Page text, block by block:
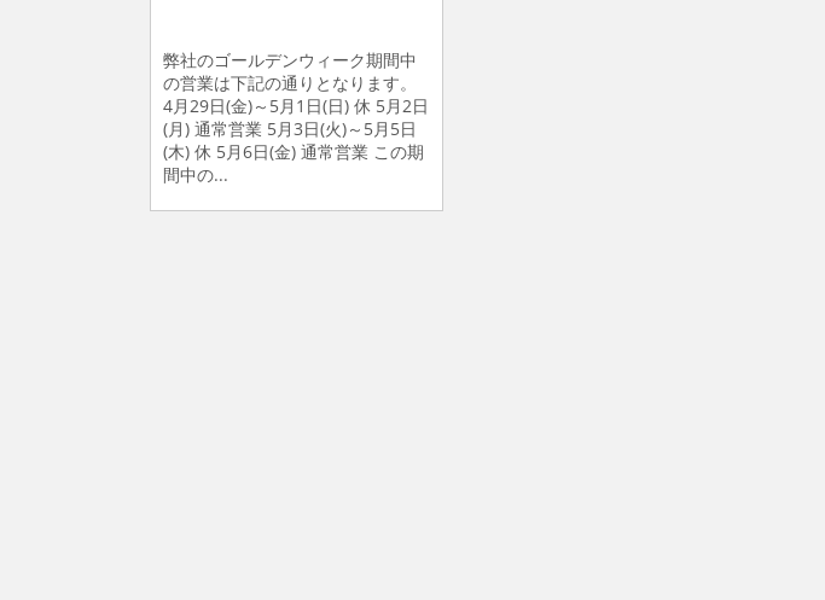
弊社のゴールデンウィーク期間中
の営業は下記の通りとなります。
4月29日(金)～5月1日(日) 休 5月2日
(月) 通常営業 5月3日(火)～5月5日
(木) 休 5月6日(金) 通常営業 この期
間中の...